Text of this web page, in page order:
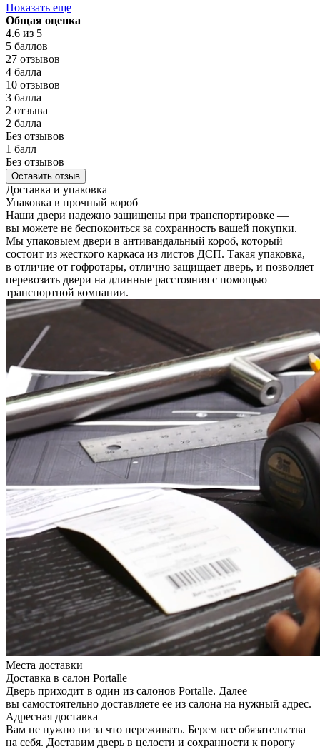
Показать еще
Общая оценка
4.6 из 5
5 баллов
27 отзывов
4 балла
10 отзывов
3 балла
2 отзыва
2 балла
Без отзывов
1 балл
Без отзывов
Оставить отзыв
Доставка и упаковка
Упаковка в прочный короб
Наши двери надежно защищены при транспортировке —
вы можете не беспокоиться за сохранность вашей покупки.
Мы упаковыем двери в антивандальный короб, который
состоит из жесткого каркаса из листов ДСП. Такая упаковка,
в отличие от гофротары, отлично защищает дверь, и позволяет
перевозить двери на длинные расстояния с помощью
транспортной компании.
Места доставки
Доставка в салон Portalle
Дверь приходит в один из салонов Portalle. Далее
вы самостоятельно доставляете ее из салона на нужный адрес.
Адресная доставка
Вам не нужно ни за что переживать. Берем все обязательства
на себя. Доставим дверь в целости и сохранности к порогу